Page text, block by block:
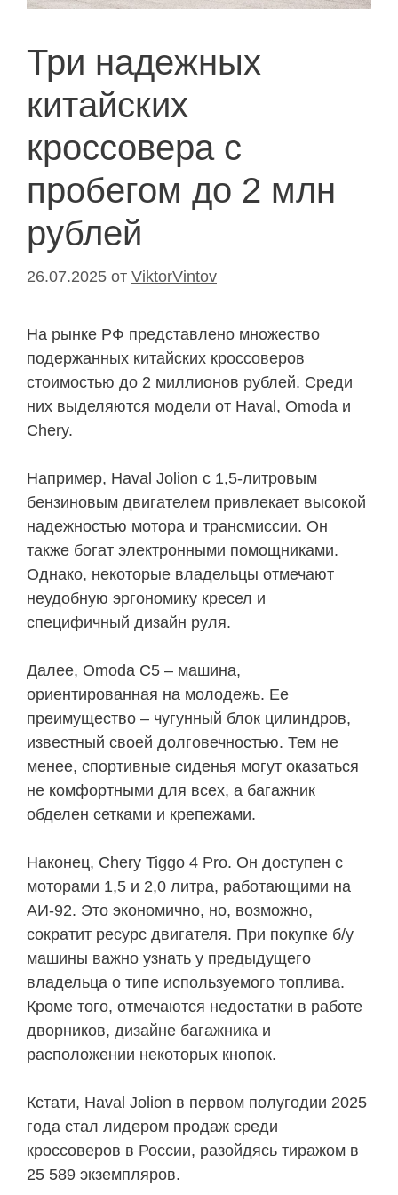
Три надежных
китайских
кроссовера с
пробегом до 2 млн
рублей
26.07.2025 от ViktorVintov
На рынке РФ представлено множество
подержанных китайских кроссоверов
стоимостью до 2 миллионов рублей. Среди
них выделяются модели от Haval, Omoda и
Chery.
Например, Haval Jolion с 1,5-литровым
бензиновым двигателем привлекает высокой
надежностью мотора и трансмиссии. Он
также богат электронными помощниками.
Однако, некоторые владельцы отмечают
неудобную эргономику кресел и
специфичный дизайн руля.
Далее, Omoda C5 – машина,
ориентированная на молодежь. Ее
преимущество – чугунный блок цилиндров,
известный своей долговечностью. Тем не
менее, спортивные сиденья могут оказаться
не комфортными для всех, а багажник
обделен сетками и крепежами.
Наконец, Chery Tiggo 4 Pro. Он доступен с
моторами 1,5 и 2,0 литра, работающими на
АИ-92. Это экономично, но, возможно,
сократит ресурс двигателя. При покупке б/у
машины важно узнать у предыдущего
владельца о типе используемого топлива.
Кроме того, отмечаются недостатки в работе
дворников, дизайне багажника и
расположении некоторых кнопок.
Кстати, Haval Jolion в первом полугодии 2025
года стал лидером продаж среди
кроссоверов в России, разойдясь тиражом в
25 589 экземпляров.